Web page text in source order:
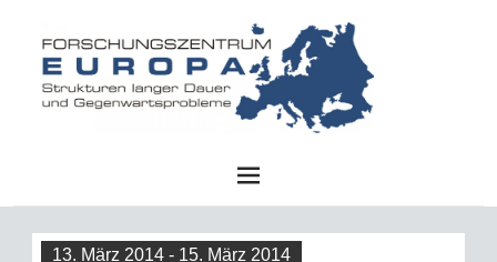
13. März 2014 - 15. März 2014